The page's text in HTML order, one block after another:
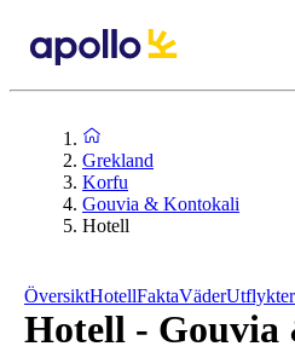
Grekland
Korfu
Gouvia & Kontokali
Hotell
ÖversiktHotellFaktaVäderUtflykter
Hotell -